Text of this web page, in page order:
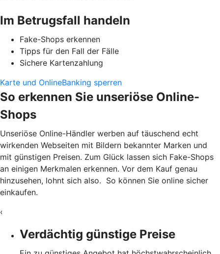
Im Betrugsfall handeln
Fake-Shops erkennen
Tipps für den Fall der Fälle
Sichere Kartenzahlung
Karte und OnlineBanking sperren
So erkennen Sie unseriöse Online-
Shops
Unseriöse Online-Händler werben auf täuschend echt
wirkenden Webseiten mit Bildern bekannter Marken und
mit günstigen Preisen. Zum Glück lassen sich Fake-Shops
an einigen Merkmalen erkennen. Vor dem Kauf genau
hinzusehen, lohnt sich also. So können Sie online sicher
einkaufen.
‹
Verdächtig günstige Preise